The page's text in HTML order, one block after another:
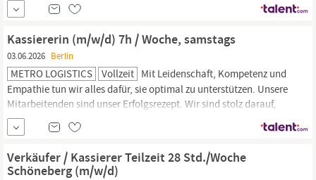
Mitarbeiterrabatte und Personalvorteilsprogramme Gezielte
Weiterbildungsangebote und Herstellerschulungen durch unsere
interne Lernplattform Campus Verantwortung im eigenen...
Kassiererin (m/w/d) 7h / Woche, samstags
03.06.2026 Berlin
METRO LOGISTICS Vollzeit Mit Leidenschaft, Kompetenz und
Empathie tun wir alles dafür, sie optimal zu unterstützen. Unsere
Mitarbeitenden sind unser Erfolgsrezept. Wir sind stolz darauf,
dass unsere vielfältigen Teams mit hohem Engagement jeden Tag
zum Erfolg von METRO beitragen. Werden auch Sie ein Teil von
uns. Stellenbeschreibung Als
(m/w/d) sind Sie der
Verkäufer / Kassierer Teilzeit 28 Std./Woche
Schöneberg (m/w/d)